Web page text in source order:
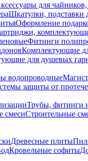
для
Шкатулки, подставки
Оформление
Фитинги
Комплектующие
для душевых
водопроводные
защиты от
Трубы, фитинги
смесиСтроительные
Древесные плиты
Кровельные софиты